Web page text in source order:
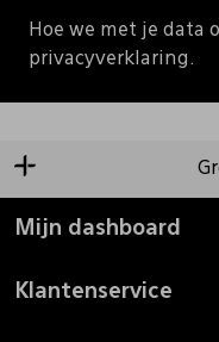
Hoe we met je data
privacyverklaring.
Mijn dashboard
Klantenservice